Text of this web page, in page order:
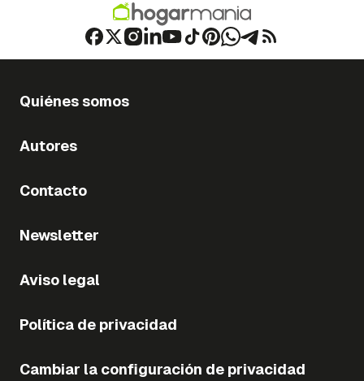
Quiénes somos
Autores
Contacto
Newsletter
Aviso legal
Política de privacidad
Cambiar la configuración de privacidad